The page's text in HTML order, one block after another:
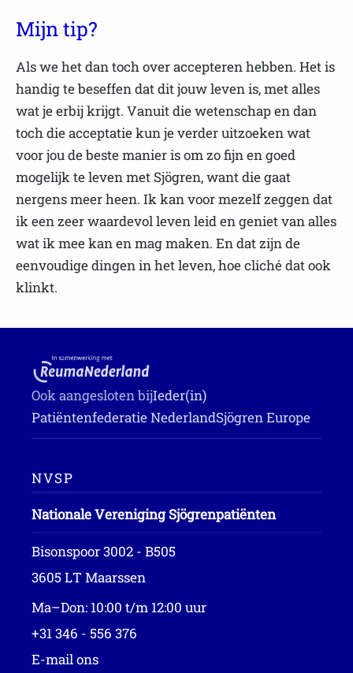
Mijn tip?
Als we het dan toch over accepteren hebben. Het is
handig te beseffen dat dit jouw leven is, met alles
wat je erbij krijgt. Vanuit die wetenschap en dan
toch die acceptatie kun je verder uitzoeken wat
voor jou de beste manier is om zo fijn en goed
mogelijk te leven met Sjögren, want die gaat
nergens meer heen. Ik kan voor mezelf zeggen dat
ik een zeer waardevol leven leid en geniet van alles
wat ik mee kan en mag maken. En dat zijn de
eenvoudige dingen in het leven, hoe cliché dat ook
klinkt.
Ook aangesloten bijIeder(in)
Patiëntenfederatie NederlandSjögren Europe
NVSP
Nationale Vereniging Sjögrenpatiënten
Bisonspoor 3002 - B505
3605 LT Maarssen
Ma–Don: 10:00 t/m 12:00 uur
+31 346 - 556 376
E-mail ons